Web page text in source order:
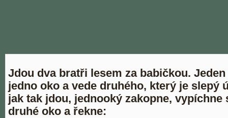
Jdou dva bratři lesem za babičkou.
jedno oko a vede druhého, který je slepý
jak tak jdou, jednooký zakopne, vypíchne
druhé oko a řekne: